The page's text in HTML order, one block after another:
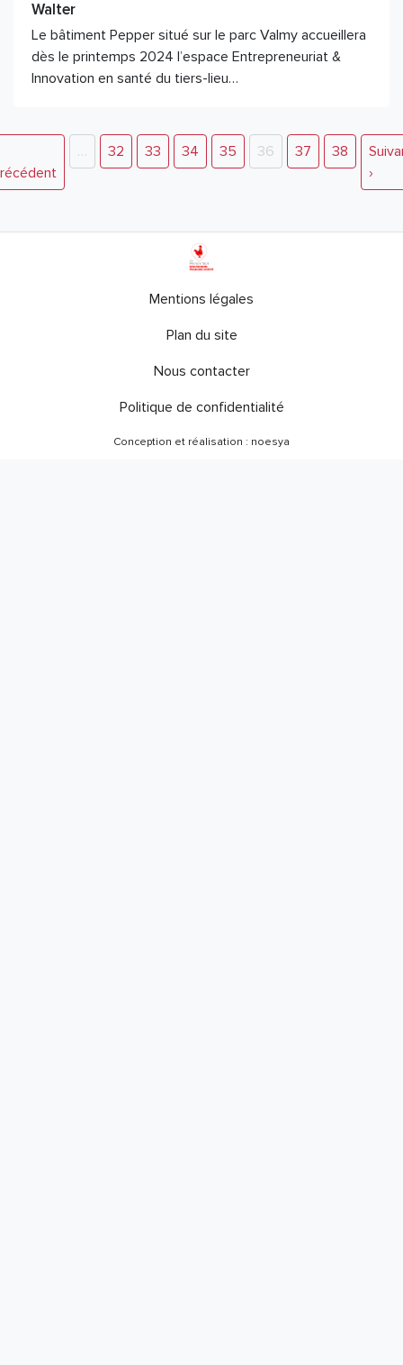
Walter
Le bâtiment Pepper situé sur le parc Valmy accueillera
dès le printemps 2024 l’espace Entrepreneuriat &
Innovation en santé du tiers-lieu…
… 32 33 34 35 36 37 38
›
Mentions légales
Plan du site
Nous contacter
Politique de confidentialité
Conception et réalisation : noesya